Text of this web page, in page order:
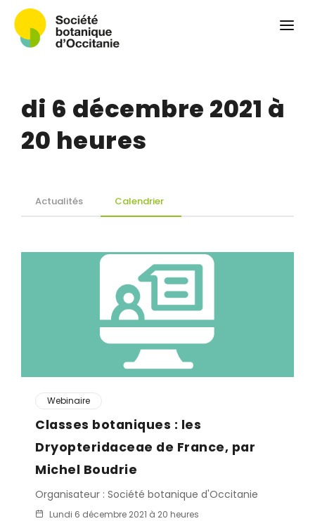
Colloque
Actualités et calendrier
Contact
di 6 décembre 2021 à
20 heures
Actualités Calendrier
Webinaire
Classes botaniques : les
Dryopteridaceae de France, par
Michel Boudrie
Organisateur : Société botanique d'Occitanie
Lundi 6 décembre 2021 à 20 heures